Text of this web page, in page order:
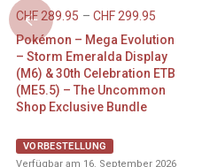
CHF 289.95 – CHF 299.95
Pokémon – Mega Evolution
– Storm Emeralda Display
(M6) & 30th Celebration ETB
(ME5.5) – The Uncommon
Shop Exclusive Bundle
VORBESTELLUNG
Verfügbar am 16. September 2026